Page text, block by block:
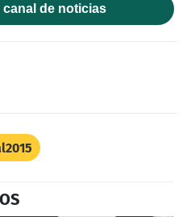
canal de noticias